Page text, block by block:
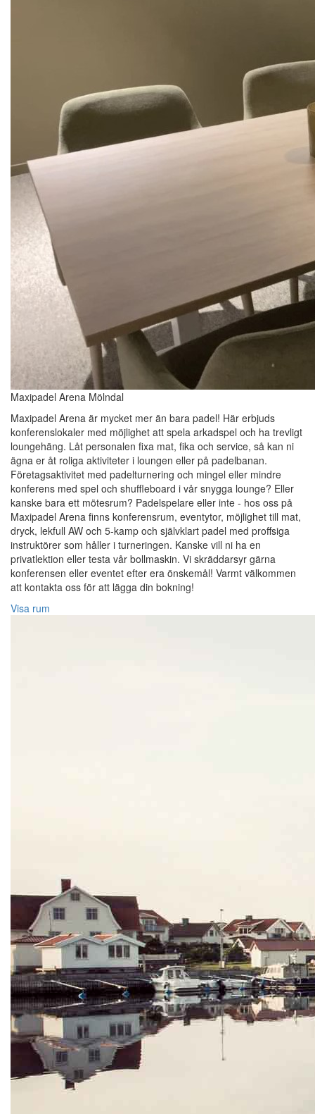
Maxipadel Arena Mölndal
Maxipadel Arena är mycket mer än bara padel! Här erbjuds
konferenslokaler med möjlighet att spela arkadspel och ha trevligt
loungehäng. Låt personalen fixa mat, fika och service, så kan ni
ägna er åt roliga aktiviteter i loungen eller på padelbanan.
Företagsaktivitet med padelturnering och mingel eller mindre
konferens med spel och shuffleboard i vår snygga lounge? Eller
kanske bara ett mötesrum? Padelspelare eller inte - hos oss på
Maxipadel Arena finns konferensrum, eventytor, möjlighet till mat,
dryck, lekfull AW och 5-kamp och självklart padel med proffsiga
instruktörer som håller i turneringen. Kanske vill ni ha en
privatlektion eller testa vår bollmaskin. Vi skräddarsyr gärna
konferensen eller eventet efter era önskemål! Varmt välkommen
att kontakta oss för att lägga din bokning!
Visa rum